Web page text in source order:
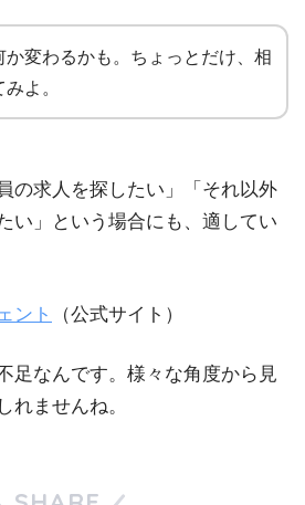
か変わるかも。ちょっとだけ、相
よ。
の求人を探したい」「それ以外
い」という場合にも、適してい
ント （公式サイト）
足なんです。様々な角度から見
れませんね。